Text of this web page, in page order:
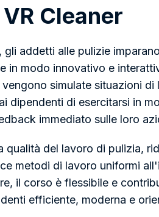
Cleaner
gli addetti alle pulizie
in modo innovativo e
simulate situazioni di
dipendenti di esercitarsi in
immediato sulle loro
qualità del lavoro di pulizia,
metodi di lavoro uniformi
il corso è flessibile e
efficiente, moderna e